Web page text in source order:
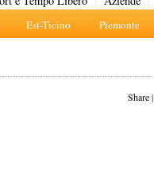
Est-Ticino Piemonte
Share|